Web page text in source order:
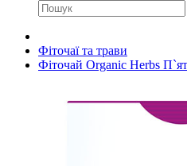
Фіточаї та трави
Фіточай Organic Herbs